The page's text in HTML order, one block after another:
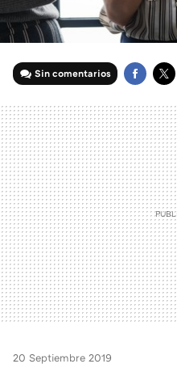
Sin comentarios
20 Septiembre 2019